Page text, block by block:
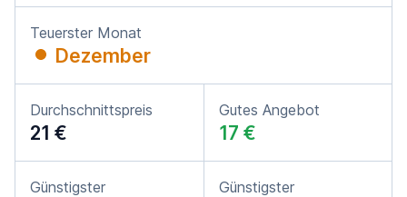
Teuerster Monat
Dezember
Durchschnittspreis
21 €
Gutes Angebot
17 €
Günstigster
Günstigster